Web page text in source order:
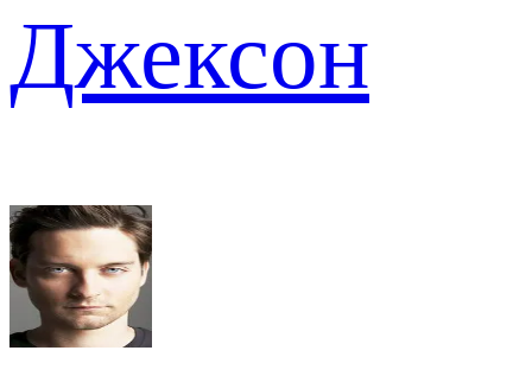
Джексон